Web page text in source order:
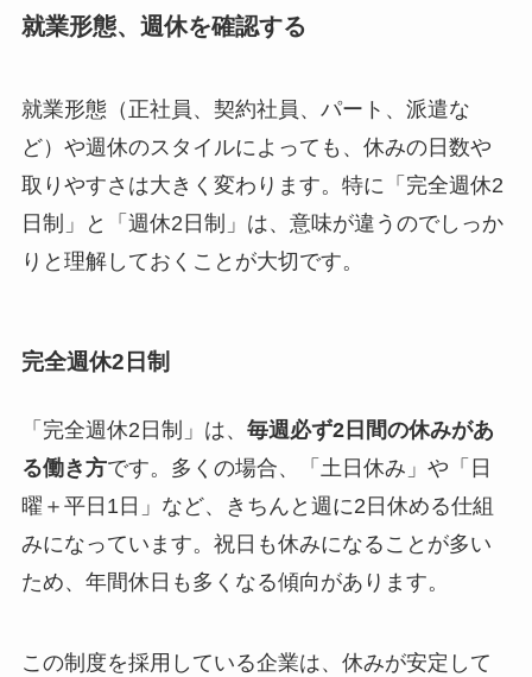
就業形態、週休を確認する
就業形態（正社員、契約社員、パート、派遣な
ど）や週休のスタイルによっても、休みの日数や
取りやすさは大きく変わります。特に「完全週休2
日制」と「週休2日制」は、意味が違うのでしっか
りと理解しておくことが大切です。
完全週休2日制
「完全週休2日制」は、 毎週必ず2日間の休みがあ
る働き方です。多くの場合、「土日休み」や「日
曜＋平日1日」など、きちんと週に2日休める仕組
みになっています。祝日も休みになることが多い
ため、年間休日も多くなる傾向があります。
この制度を採用している企業は、休みが安定して